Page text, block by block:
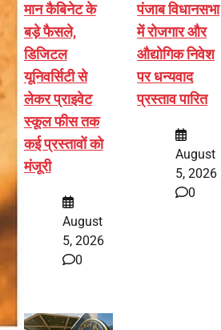
मान कैबिनेट के
बड़े फैसले,
डिजिटल
यूनिवर्सिटी से
लेकर प्राइवेट
स्कूल फीस तक
कई प्रस्तावों को
मंजूरी
August
5, 2026
0
पंजाब विधानसभा
में रोजगार और
औद्योगिक निवेश
पर धन्यवाद
प्रस्ताव पारित
August
5, 2026
0